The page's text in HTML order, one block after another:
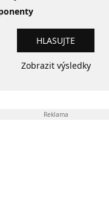
Zobrazit výsledky
Reklama